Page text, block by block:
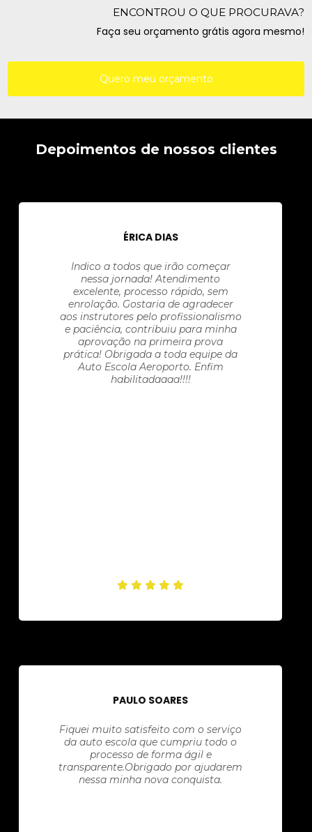
ENCONTROU O QUE PROCURAVA?
Faça seu orçamento grátis agora mesmo!
Quero meu orçamento
Depoimentos de nossos clientes
ÉRICA DIAS
Indico a todos que irão começar
nessa jornada! Atendimento
excelente, processo rápido, sem
enrolação. Gostaria de agradecer
aos instrutores pelo profissionalismo
e paciência, contribuiu para minha
aprovação na primeira prova
prática! Obrigada a toda equipe da
Auto Escola Aeroporto. Enfim
habilitadaaaa!!!!
PAULO SOARES
Fiquei muito satisfeito com o serviço
da auto escola que cumpriu todo o
processo de forma ágil e
transparente.Obrigado por ajudarem
nessa minha nova conquista.